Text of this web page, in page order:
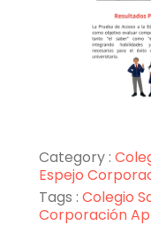
Category :
Espejo
Tags : Colegio
Corporación